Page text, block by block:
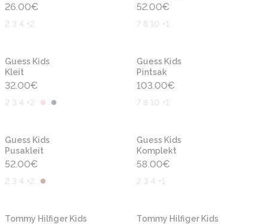
26.00€
2 3 4 +2
52.00€
7 8 10 +1
Guess Kids
Kleit
32.00€
2 3 4 +2
Guess Kids
Pintsak
103.00€
7 8 10 +1
Guess Kids
Pusakleit
52.00€
2 3 4 +2
Guess Kids
Komplekt
58.00€
2 3 4 +1
Tommy Hilfiger Kids
Tommy Hilfiger Kids